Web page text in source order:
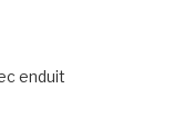
enduit